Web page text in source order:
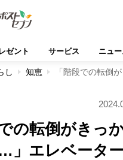
ゼント サービス ニュー
し 知恵 「階段での転倒
での転倒がきっ
」エレベータ